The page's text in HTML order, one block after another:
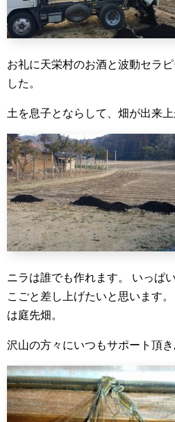
お礼に天栄村のお酒と波動セラ
した。
土を息子とならして、畑が出来上
ニラは誰でも作れます。
いっぱ
こごと差し上げたいと思います。
は庭先畑。
沢山の方々にいつもサポート頂き